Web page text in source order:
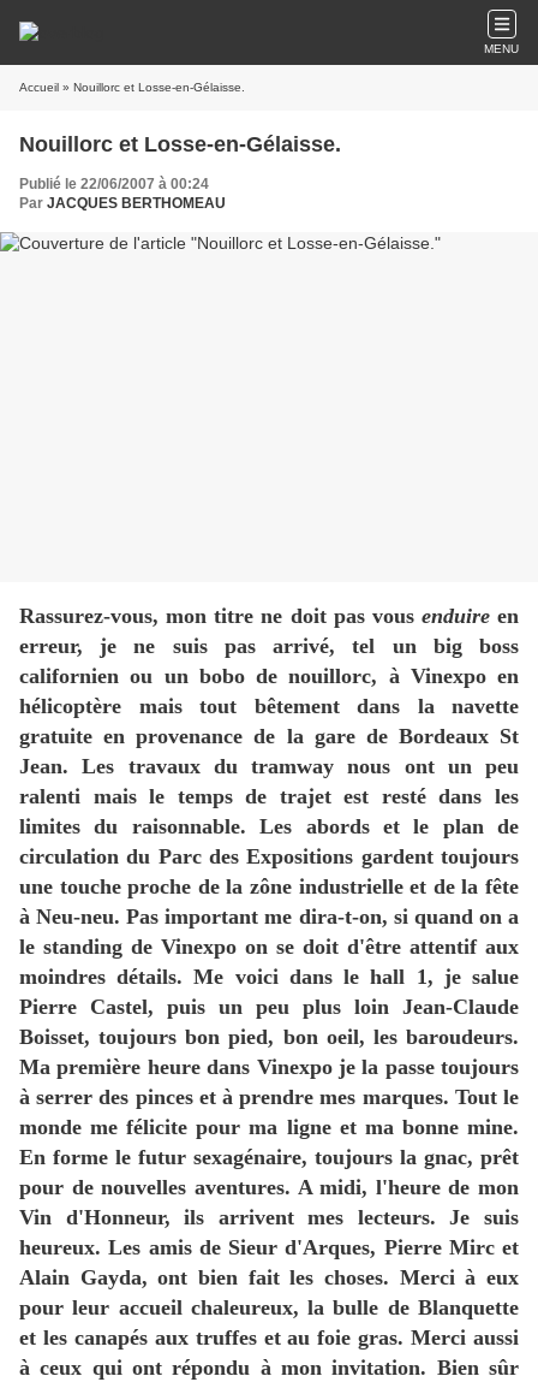
MENU
Accueil » Nouillorc et Losse-en-Gélaisse.
Nouillorc et Losse-en-Gélaisse.
Publié le 22/06/2007 à 00:24
Par JACQUES BERTHOMEAU
Rassurez-vous, mon titre ne doit pas vous enduireen
erreur, je ne suis pas arrivé, tel un big boss
californien ou un bobo de nouillorc, à Vinexpo en
hélicoptère mais tout bêtement dans la navette
gratuite en provenance de la gare de Bordeaux St
Jean. Les travaux du tramway nous ont un peu
ralenti mais le temps de trajet est resté dans les
limites du raisonnable. Les abords et le plan de
circulation du Parc des Expositions gardent toujours
une touche proche de la zône industrielle et de la fête
à Neu-neu. Pas important me dira-t-on, si quand on a
le standing de Vinexpo on se doit d'être attentif aux
moindres détails. Me voici dans le hall 1, je salue
Pierre Castel, puis un peu plus loin Jean-Claude
Boisset, toujours bon pied, bon oeil, les baroudeurs.
Ma première heure dans Vinexpo je la passe toujours
à serrer des pinces et à prendre mes marques. Tout le
monde me félicite pour ma ligne et ma bonne mine.
En forme le futur sexagénaire, toujours la gnac, prêt
pour de nouvelles aventures. A midi, l'heure de mon
Vin d'Honneur, ils arrivent mes lecteurs. Je suis
heureux. Les amis de Sieur d'Arques, Pierre Mirc et
Alain Gayda, ont bien fait les choses. Merci à eux
pour leur accueil chaleureux, la bulle de Blanquette
et les canapés aux truffes et au foie gras. Merci aussi
à ceux qui ont répondu à mon invitation. Bien sûr